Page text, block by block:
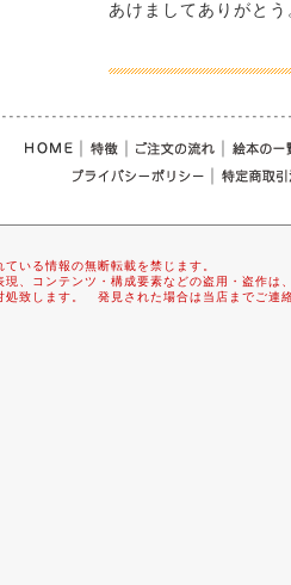
あけましてありがとう
いる情報の無断転載を禁じます。
現、コンテンツ・構成要素などの盗用・盗作は
処致します。 発見された場合は当店までご連